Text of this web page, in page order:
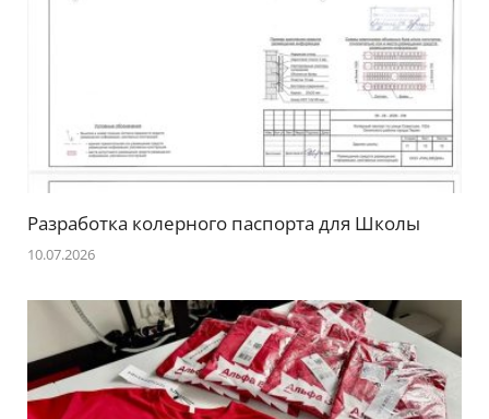
Разработка колерного паспорта для Школы
10.07.2026